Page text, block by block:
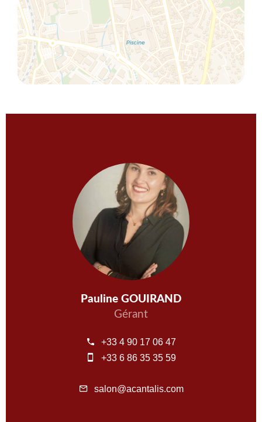
Pauline GOUIRAND
Gérant
+33 4 90 17 06 47
+33 6 86 35 35 59
salon@acantalis.com